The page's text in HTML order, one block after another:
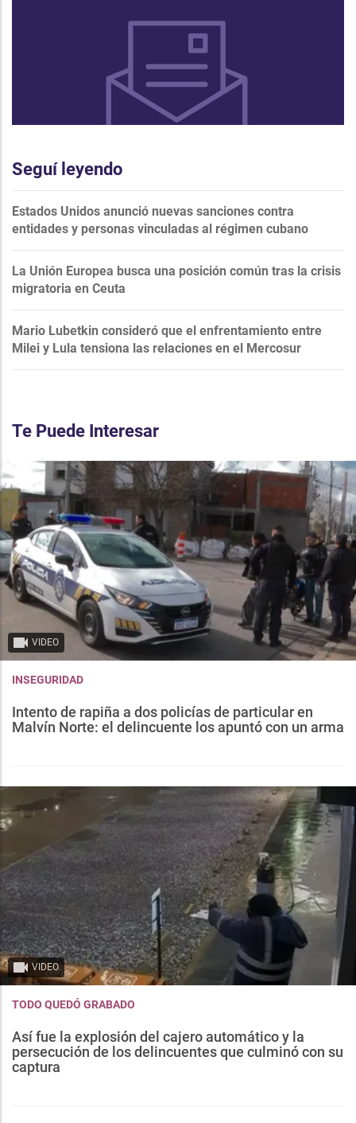
Seguí leyendo
Estados Unidos anunció nuevas sanciones contra
entidades y personas vinculadas al régimen cubano
La Unión Europea busca una posición común tras la crisis
migratoria en Ceuta
Mario Lubetkin consideró que el enfrentamiento entre
Milei y Lula tensiona las relaciones en el Mercosur
Te Puede Interesar
VIDEO
INSEGURIDAD
Intento de rapiña a dos policías de particular en
Malvín Norte: el delincuente los apuntó con un arma
VIDEO
TODO QUEDÓ GRABADO
Así fue la explosión del cajero automático y la
persecución de los delincuentes que culminó con su
captura